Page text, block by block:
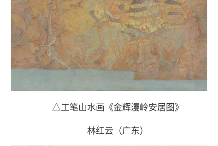
△工笔山水画《金辉漫岭安居图》
林红云（广东）